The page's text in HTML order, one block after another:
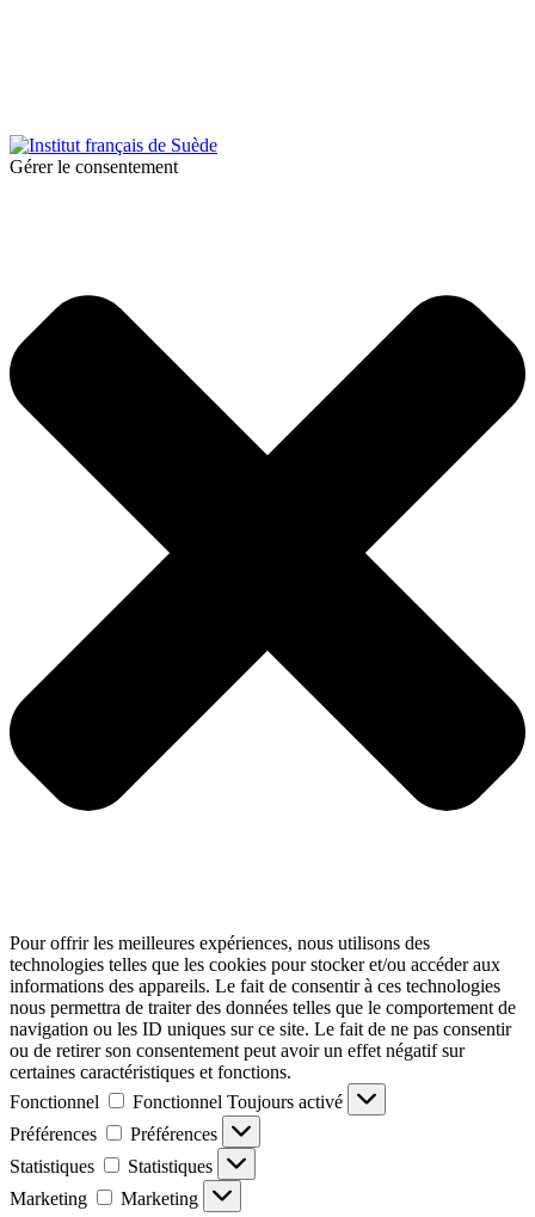
Gérer le consentement
Pour offrir les meilleures expériences, nous utilisons des
technologies telles que les cookies pour stocker et/ou accéder aux
informations des appareils. Le fait de consentir à ces technologies
nous permettra de traiter des données telles que le comportement de
navigation ou les ID uniques sur ce site. Le fait de ne pas consentir
ou de retirer son consentement peut avoir un effet négatif sur
certaines caractéristiques et fonctions.
Fonctionnel
Fonctionnel Toujours activé
Préférences
Préférences
Statistiques
Statistiques
Marketing
Marketing